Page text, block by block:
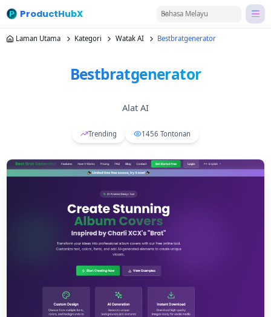
ProductHubX Bahasa Melayu
Laman Utama Kategori Watak AI Bestbratgenerator
Bestbratgenerator
Alat AI
Trending 1456 Tontonan